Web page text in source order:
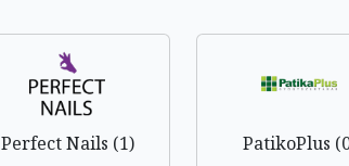
Perfect Nails (1) PatikoPlus